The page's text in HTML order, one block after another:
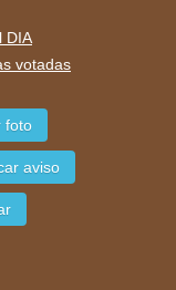
DIA
votadas
foto
aviso